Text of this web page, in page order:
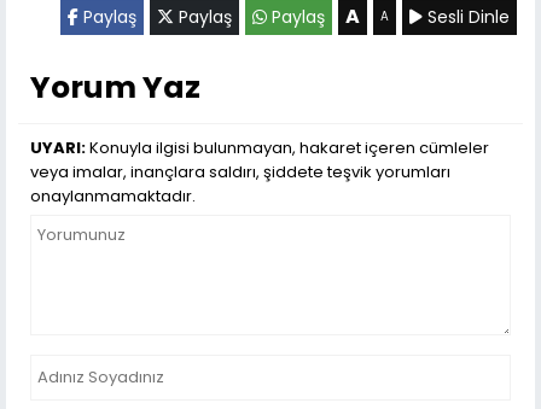
Paylaş Paylaş Paylaş A A Sesli Dinle
Yorum Yaz
UYARI:Konuyla ilgisi bulunmayan, hakaret içeren cümleler
veya imalar, inançlara saldırı, şiddete teşvik yorumları
onaylanmamaktadır.